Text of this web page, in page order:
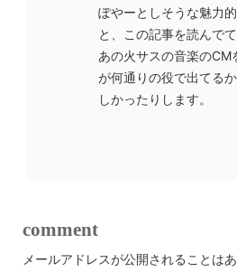
ぽやーとしそうな魅力
と、この記事を読んでて
あの火サスの音楽の
が何通りの役で出てる
しかったりします。
comment
メールアドレスが公開されることはあ